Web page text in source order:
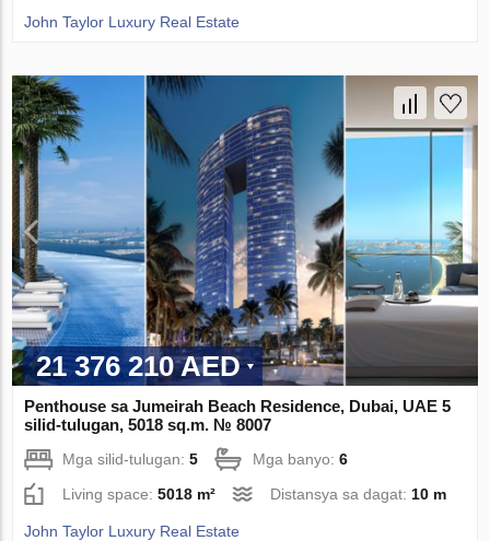
John Taylor Luxury Real Estate
21 376 210 AED
Penthouse sa Jumeirah Beach Residence, Dubai, UAE 5
silid-tulugan, 5018 sq.m. № 8007
Mga silid-tulugan:5 Mga banyo:6
Living space:5018 m² Distansya sa dagat: 10 m
John Taylor Luxury Real Estate